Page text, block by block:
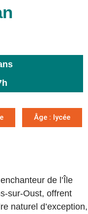
Âge : lycée
de l’Île
sur-Oust, offrent
naturel d’exception,